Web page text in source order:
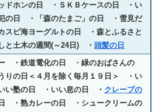
ドホンの日 ・ＳＫＢケースの日 ・い
の日 ・「森のたまご」の日 ・雪見だ
スピ海ヨーグルトの日 ・森とふるさと
土木の週間(～24日) ・ 頭髪の日
ー ・鉄道電化の日 ・緑のおばさんの
りの日＜４月を除く毎月１９日＞ ・い
い塾の日 ・いい息の日 ・ クレープの
・熟カレーの日 ・シュークリームの